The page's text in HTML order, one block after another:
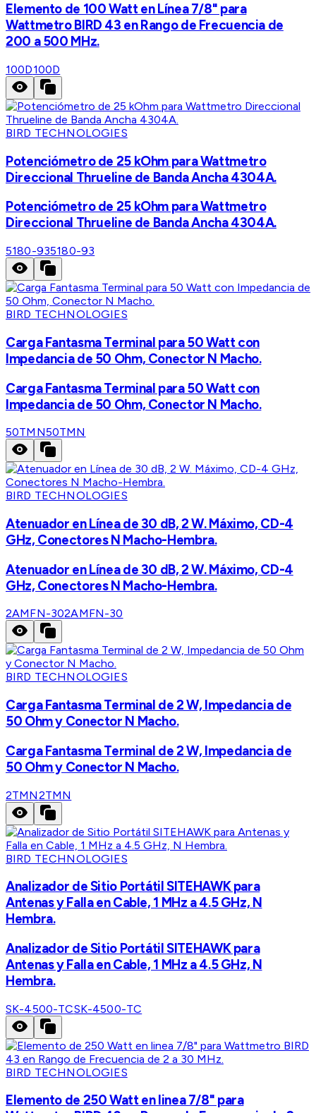
Elemento de 100 Watt en Línea 7/8" para
Wattmetro BIRD 43 en Rango de Frecuencia de
200 a 500 MHz.
100D100D
BIRD TECHNOLOGIES
Potenciómetro de 25 kOhm para Wattmetro
Direccional Thrueline de Banda Ancha 4304A.
Potenciómetro de 25 kOhm para Wattmetro
Direccional Thrueline de Banda Ancha 4304A.
5180-935180-93
BIRD TECHNOLOGIES
Carga Fantasma Terminal para 50 Watt con
Impedancia de 50 Ohm, Conector N Macho.
Carga Fantasma Terminal para 50 Watt con
Impedancia de 50 Ohm, Conector N Macho.
50TMN50TMN
BIRD TECHNOLOGIES
Atenuador en Línea de 30 dB, 2 W. Máximo, CD-4
GHz, Conectores N Macho-Hembra.
Atenuador en Línea de 30 dB, 2 W. Máximo, CD-4
GHz, Conectores N Macho-Hembra.
2AMFN-302AMFN-30
BIRD TECHNOLOGIES
Carga Fantasma Terminal de 2 W, Impedancia de
50 Ohm y Conector N Macho.
Carga Fantasma Terminal de 2 W, Impedancia de
50 Ohm y Conector N Macho.
2TMN2TMN
BIRD TECHNOLOGIES
Analizador de Sitio Portátil SITEHAWK para
Antenas y Falla en Cable, 1 MHz a 4.5 GHz, N
Hembra.
Analizador de Sitio Portátil SITEHAWK para
Antenas y Falla en Cable, 1 MHz a 4.5 GHz, N
Hembra.
SK-4500-TCSK-4500-TC
BIRD TECHNOLOGIES
Elemento de 250 Watt en linea 7/8" para